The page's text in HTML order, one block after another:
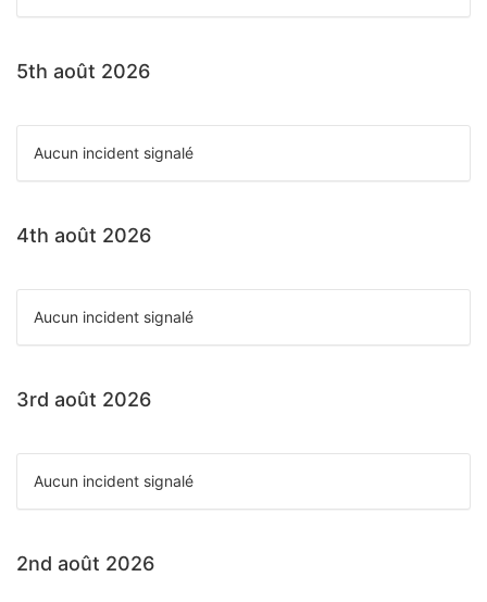
5th août 2026
Aucun incident signalé
4th août 2026
Aucun incident signalé
3rd août 2026
Aucun incident signalé
2nd août 2026